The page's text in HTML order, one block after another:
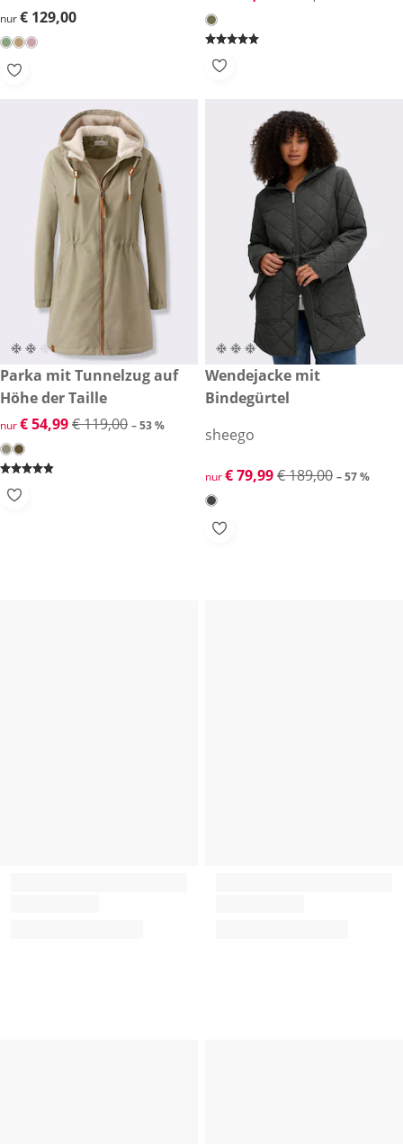
€ 129,00
nur€ 129,00
reduzierter Preis € 54,99, vorheriger Preis: € 119,00
-53 %
Parka mit Tunnelzug auf
Höhe der Taille
reduzierter Preis € 54,99, vorheriger Preis: € 119,00
nur€ 54,99€ 119,00 – 53 %
reduzierter Preis € 79,99,
-57 %
Wendejacke mit
Bindegürtel
sheego
reduzierter Preis € 79,99,
nur€ 79,99€ 189,00 – 57 %